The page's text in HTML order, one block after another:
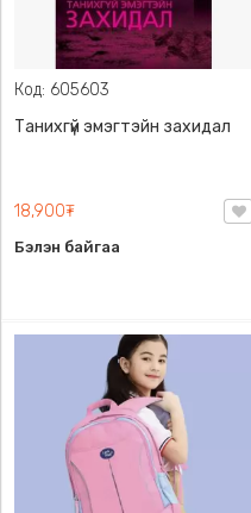
Код: 605603
Танихгүй эмэгтэйн захидал
18,900₮
Бэлэн байгаа